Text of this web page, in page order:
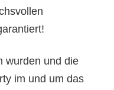
wurden und die
im und um das